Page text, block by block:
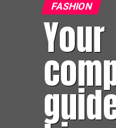
FASHION
Your